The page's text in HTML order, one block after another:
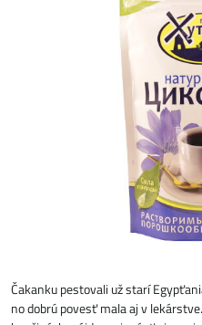
Čakanku pestovali už starí
no dobrú povesť mala aj v